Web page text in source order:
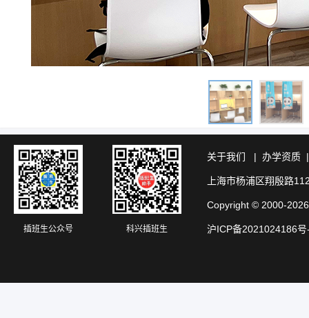
插班生公众号 科兴插班生
关于我们 | 办学资质
上海市杨浦区翔殷路
Copyright © 2000-
沪ICP备2021024186号